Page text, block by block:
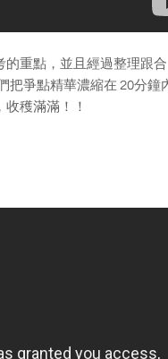
重點，並且經過整理跟
爭點精華濃縮在 20分鐘
穫滿滿！！